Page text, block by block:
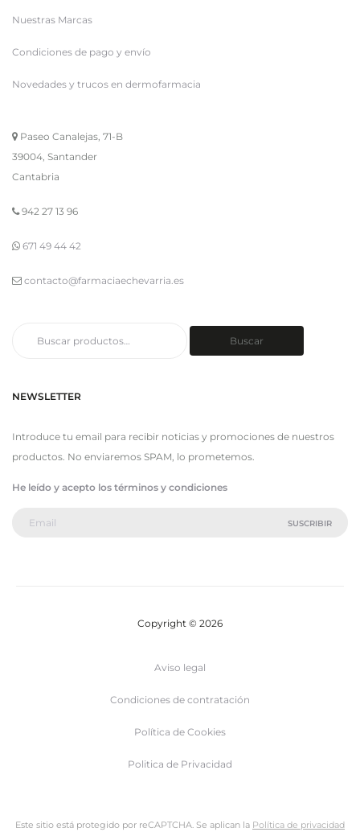
Nuestras Marcas
Condiciones de pago y envío
Novedades y trucos en dermofarmacia
Paseo Canalejas, 71-B
39004, Santander
Cantabria
942 27 13 96
671 49 44 42
contacto@farmaciaechevarria.es
Buscar
NEWSLETTER
Introduce tu email para recibir noticias y promociones de nuestros
productos. No enviaremos SPAM, lo prometemos.
He leído y acepto los términos y condiciones
Copyright © 2026
Aviso legal
Condiciones de contratación
Política de Cookies
Politica de Privacidad
Este sitio está protegido por reCAPTCHA. Se aplican la Política de privacidad